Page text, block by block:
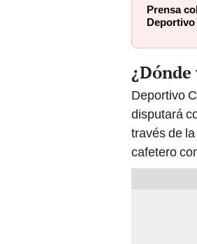
Prensa
Deportivo
disputará
través de
cafetero